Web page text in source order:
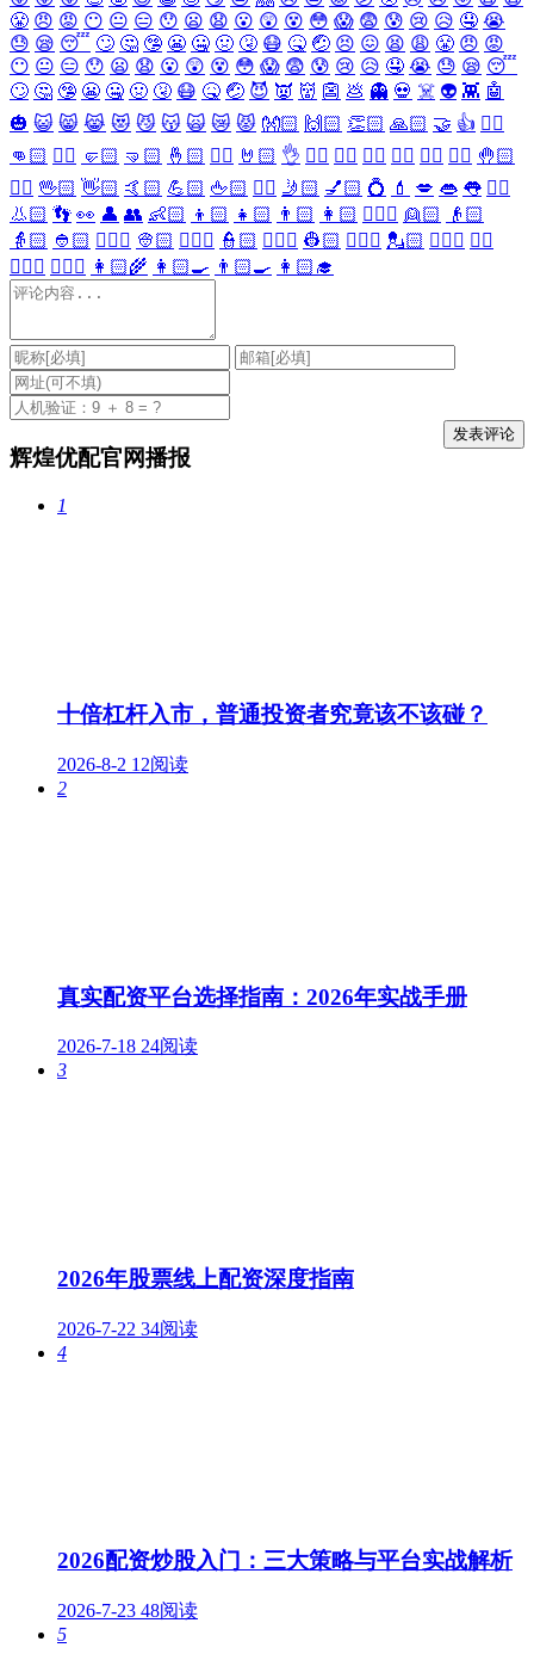
😤 😠 😡 😶 😐 😑 😯 😦 😧 😮 😲 😵 😳 😱 😨 😰 😢 😥 🤤 😭
😓 😪 😴 🙄 🤔 🤥 😬 🤐 🤢 🤧 😷 🤒 🤕 😣 😖 😫 😩 😤 😠 😡
😶 😐 😑 😯 😦 😧 😮 😲 😵 😳 😱 😨 😰 😢 😥 🤤 😭 😓 😪 😴
🙄 🤔 🤥 😬 🤐 🤢 🤧 😷 🤒 🤕 😈 👿 👹 👺 💩 👻 💀 ☠️ 👽 👾 🤖
🎃 😺 😸 😹 😻 😼 😽 🙀 😿 😾 👐🏻 🙌🏻 👏🏻 🙏🏻 🤝 👍 👎🏻
👊🏻 ✊🏻 🤛🏻 🤜🏻 🤞🏻 ✌🏻 🤘🏻 👌 👈🏻 👉🏻 👆🏻 👇🏻 ☝🏻 ✋🏻 🤚🏻
🖐🏻 🖖🏻 👋🏻 🤙🏻 💪🏻 🖕🏻 ✍🏻 🤳🏻 💅🏻 💍 💄 💋 👄 👅 👂🏻
👃🏻 👣 👀 👤 👥 👶🏻 👦🏻 👧🏻 👨🏻 👩🏻 👱🏻‍♀️ 👱🏻
👴🏻
👵🏻 👲🏻 👳🏻‍♀️ 👳🏻 👮🏻‍♀️ 👮🏻 👷🏻‍♀️ 👷🏻 💂🏻‍♀️ 💂🏻 🕵🏻‍♀️ 🕵🏻
👩🏻‍⚕️ 👨🏻‍⚕️ 👩🏻‍🌾 👩🏻‍🍳 👨🏻‍🍳 👩🏻‍🎓
辉煌优配官网播报
1
十倍杠杆入市，普通投资者究竟该不该碰？
2026-8-2 12阅读
2
真实配资平台选择指南：2026年实战手册
2026-7-18 24阅读
3
2026年股票线上配资深度指南
2026-7-22 34阅读
4
2026配资炒股入门：三大策略与平台实战解析
2026-7-23 48阅读
5